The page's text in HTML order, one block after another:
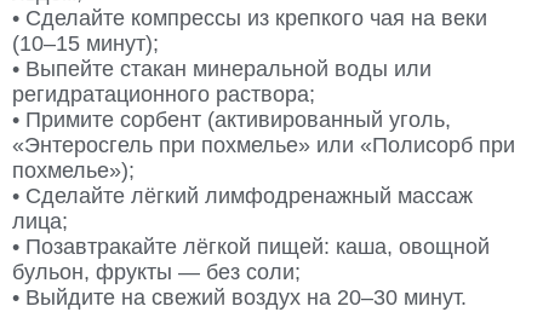
• Сделайте компрессы из крепкого чая на веки
(10–15 минут);
• Выпейте стакан минеральной воды или
регидратационного раствора;
• Примите сорбент (активированный уголь,
«Энтеросгель при похмелье» или «Полисорб при
похмелье»);
• Сделайте лёгкий лимфодренажный массаж
лица;
• Позавтракайте лёгкой пищей: каша, овощной
бульон, фрукты — без соли;
• Выйдите на свежий воздух на 20–30 минут.